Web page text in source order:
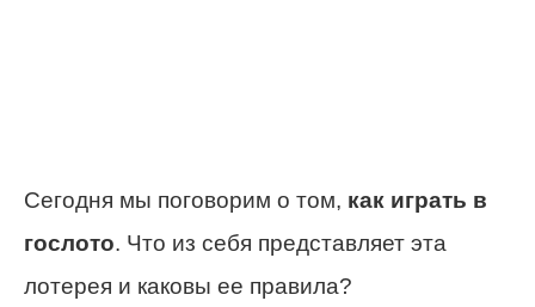
Сегодня мы поговорим о том, как играть в
гослото. Что из себя представляет эта
лотерея и каковы ее правила?